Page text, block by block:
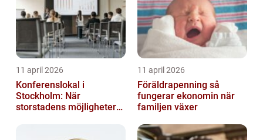
11 april 2026
Konferenslokal i
Stockholm: När
storstadens möjligheter
11 april 2026
Föräldrapenning så
fungerar ekonomin när
familjen växer